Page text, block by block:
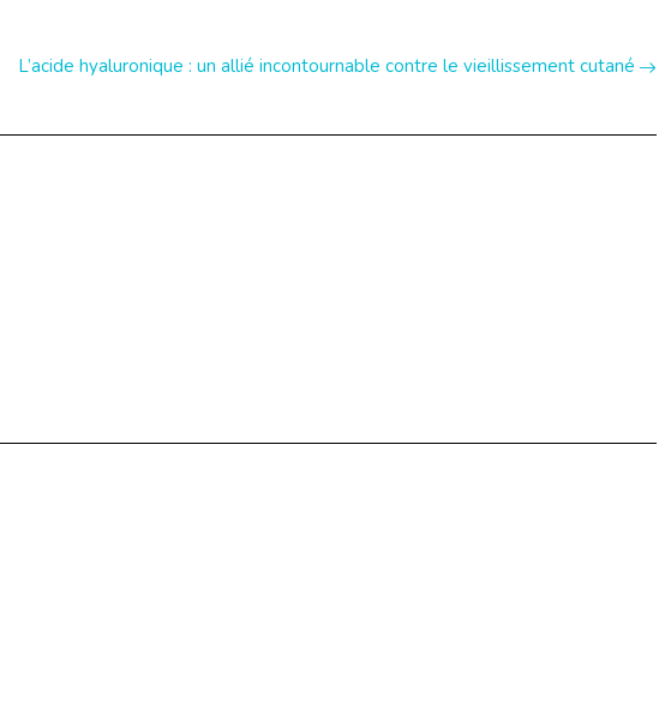
L’acide hyaluronique : un allié incontournable contre le vieillissement cutané